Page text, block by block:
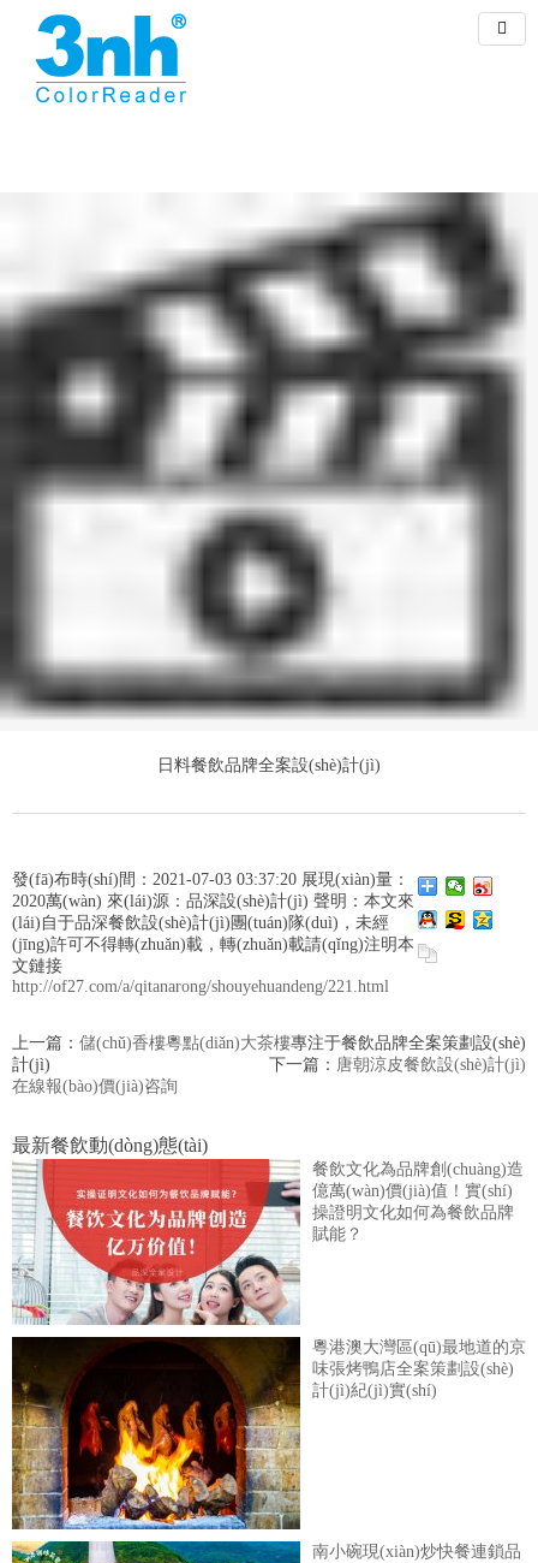
日料餐飲品牌全案設(shè)計(jì)
發(fā)布時(shí)間：2021-07-03 03:37:20 展現(xiàn)量：
2020萬(wàn) 來(lái)源：品深設(shè)計(jì) 聲明：本文來
(lái)自于品深餐飲設(shè)計(jì)團(tuán)隊(duì)，未經
(jīng)許可不得轉(zhuǎn)載，轉(zhuǎn)載請(qǐng)注明本
文鏈接
http://of27.com/a/qitanarong/shouyehuandeng/221.html
上一篇： 儲(chǔ)香樓粵點(diǎn)大茶樓
下一篇： 唐朝涼皮餐飲設(shè)計(jì)
專注于餐飲品牌全案策劃設(shè)
計(jì)
在線報(bào)價(jià)咨詢
最新餐飲動(dòng)態(tài)
餐飲文化為品牌創(chuàng)造
億萬(wàn)價(jià)值！實(shí)
操證明文化如何為餐飲品牌
賦能？
粵港澳大灣區(qū)最地道的京
味張烤鴨店全案策劃設(shè)
計(jì)紀(jì)實(shí)
南小碗現(xiàn)炒快餐連鎖品